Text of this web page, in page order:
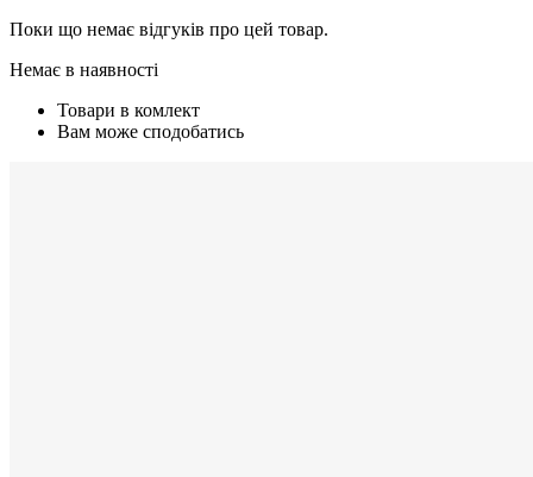
Поки що немає відгуків про цей товар.
Немає в наявності
Товари в комлект
Вам може сподобатись